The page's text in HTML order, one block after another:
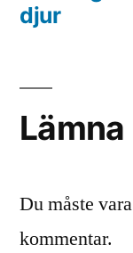
djur
Du måste vara
kommentar.